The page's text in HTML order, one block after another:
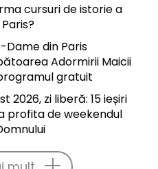
cursuri de istorie a
din Paris
Adormirii Maicii
gratuit
2026, zi liberă: 15 ieșiri
profita de weekendul